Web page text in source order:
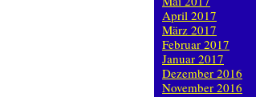
April 2017
März 2017
Februar 2017
Januar 2017
Dezember 2016
November 2016